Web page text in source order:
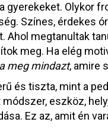
gyerekeket. Olykor
Színes, érdekes
Ahol megtanultak
meg. Ha elég
meg mindazt, amire
és tiszta, mint a
eszköz,
Ez az, amit én